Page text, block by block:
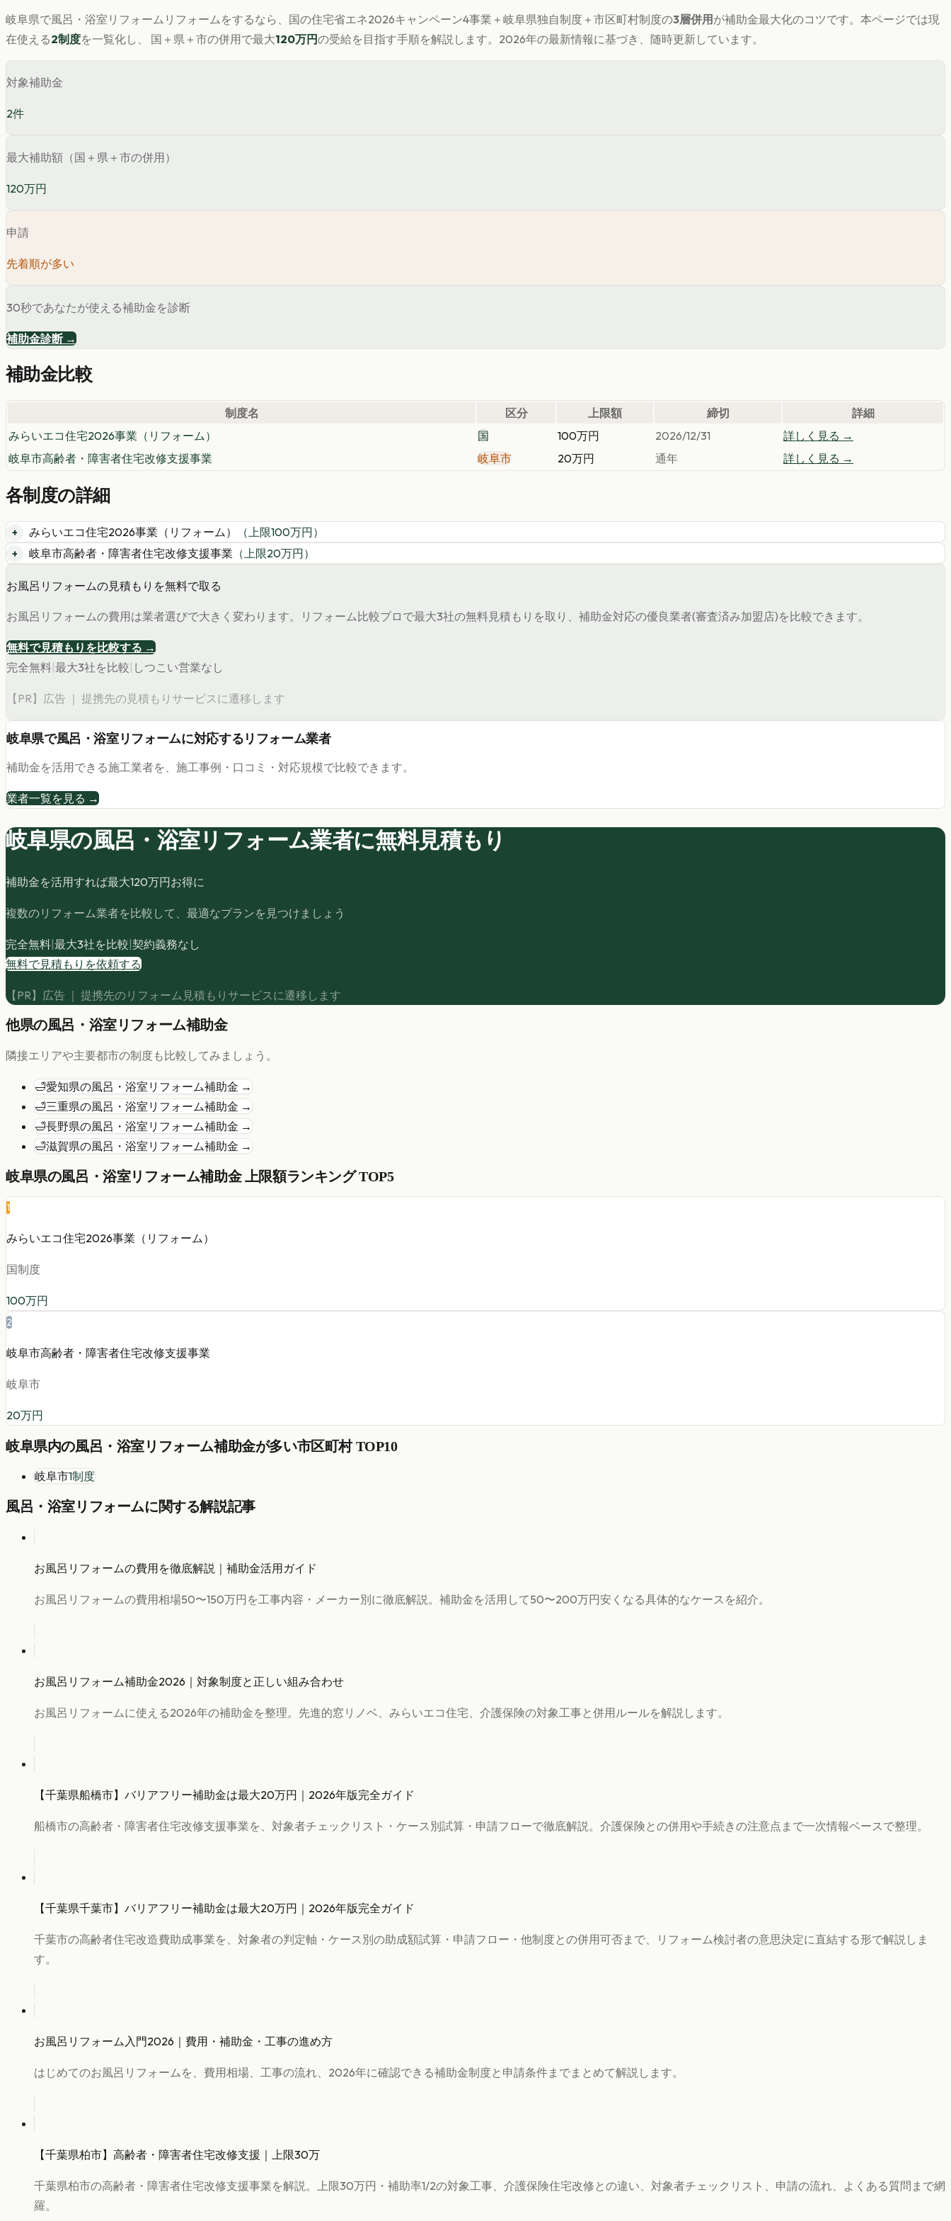
岐阜県で風呂・浴室リフォーム リフォームをするなら、国の住宅省エネ2026キャンペーン4事業＋ 岐阜県独自制度＋市区町村制度の3層併用 が補助金最大化のコツです。 本ページでは現
在使える2制度を一覧化し、 国＋県＋市の併用で最大120万円の受給を目指す手順を解説します。 2026年の最新情報に基づき、随時更新しています。
対象補助金
2件
最大補助額（国＋県＋市の併用）
120万円
申請
先着順が多い
30秒であなたが使える補助金を診断
補助金診断 →
補助金比較
制度名 区分 上限額 締切
詳細
みらいエコ住宅2026事業（リフォーム）
国 100万円 2026/12/31
詳しく見る →
岐阜市高齢者・障害者住宅改修支援事業
岐阜市 20万円 通年 詳しく見る →
各制度の詳細
みらいエコ住宅2026事業（リフォーム） （上限100万円）
岐阜市高齢者・障害者住宅改修支援事業 （上限20万円）
お風呂リフォームの見積もりを無料で取る
お風呂リフォームの費用は業者選びで大きく変わります。リフォーム比較プロで最大3社の無料見積もりを取り、補助金対応の優良業者(審査済み加盟店)を比較できます。
無料で見積もりを比較する →
完全無料 最大3社を比較 しつこい営業なし
【PR】広告 ｜ 提携先の見積もりサービスに遷移します
岐阜県で風呂・浴室リフォームに対応するリフォーム業者
補助金を活用できる施工業者を、施工事例・口コミ・対応規模で比較できます。
業者一覧を見る →
岐阜県の風呂・浴室リフォーム業者に無料見積もり
補助金を活用すれば最大120万円お得に
複数のリフォーム業者を比較して、最適なプランを見つけましょう
完全無料|最大3社を比較|契約義務なし
無料で見積もりを依頼する
【PR】広告 ｜ 提携先のリフォーム見積もりサービスに遷移します
他県の風呂・浴室リフォーム補助金
隣接エリアや主要都市の制度も比較してみましょう。
🛁愛知県の風呂・浴室リフォーム補助金 →
🛁三重県の風呂・浴室リフォーム補助金 →
🛁長野県の風呂・浴室リフォーム補助金 →
🛁滋賀県の風呂・浴室リフォーム補助金 →
岐阜県の風呂・浴室リフォーム補助金 上限額ランキング TOP5
1
みらいエコ住宅2026事業（リフォーム）
国制度
100万円
2
岐阜市高齢者・障害者住宅改修支援事業
岐阜市
20万円
岐阜県内の風呂・浴室リフォーム補助金が多い市区町村 TOP10
岐阜市1制度
風呂・浴室リフォームに関する解説記事
お風呂リフォームの費用を徹底解説｜補助金活用ガイド
お風呂リフォームの費用相場50〜150万円を工事内容・メーカー別に徹底解説。補助金を活用して50〜200万円安くなる具体的なケースを紹介。
お風呂リフォーム補助金2026｜対象制度と正しい組み合わせ
お風呂リフォームに使える2026年の補助金を整理。先進的窓リノベ、みらいエコ住宅、介護保険の対象工事と併用ルールを解説します。
【千葉県船橋市】バリアフリー補助金は最大20万円｜2026年版完全ガイド
船橋市の高齢者・障害者住宅改修支援事業を、対象者チェックリスト・ケース別試算・申請フローで徹底解説。介護保険との併用や手続きの注意点まで一次情報ベースで整理。
【千葉県千葉市】バリアフリー補助金は最大20万円｜2026年版完全ガイド
千葉市の高齢者住宅改造費助成事業を、対象者の判定軸・ケース別の助成額試算・申請フロー・他制度との併用可否まで、リフォーム検討者の意思決定に直結する形で解説しま
す。
お風呂リフォーム入門2026｜費用・補助金・工事の進め方
はじめてのお風呂リフォームを、費用相場、工事の流れ、2026年に確認できる補助金制度と申請条件までまとめて解説します。
【千葉県柏市】高齢者・障害者住宅改修支援｜上限30万
千葉県柏市の高齢者・障害者住宅改修支援事業を解説。上限30万円・補助率1/2の対象工事、介護保険住宅改修との違い、対象者チェックリスト、申請の流れ、よくある質問まで網
羅。